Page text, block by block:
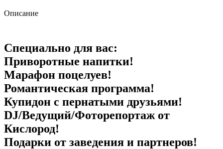
Описание
Специально для вас:
Приворотные напитки!
Марафон поцелуев!
Романтическая программа!
Купидон с пернатыми друзьями!
DJ/Ведущий/Фоторепортаж от
Кислород!
Подарки от заведения и партнеров!